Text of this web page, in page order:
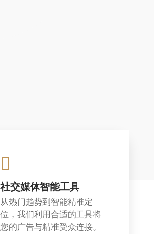
社交媒体智能工具
从热门趋势到智能精准定
位，我们利用合适的工具将
您的广告与精准受众连接。